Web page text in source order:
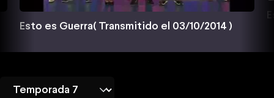
Esto es Guerra( Transmitido el 03/10/2014 )